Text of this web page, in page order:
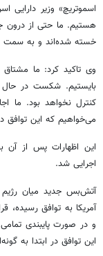
اسموتریچ» وزیر دارایی
هستیم. ما حتی از درون
خسته شده‌اند و به سمت
وی تاکید کرد: ما مشتاق
بایستیم. شکست در حال
کنترل نخواهد بود. ما
می‌خواهیم که این توافق
این اظهارات پس از آن
اجرایی شد.
آتش‌بس جدید میان
و در صورت پایبندی
این توافق در ابتدا به گونه‌ای